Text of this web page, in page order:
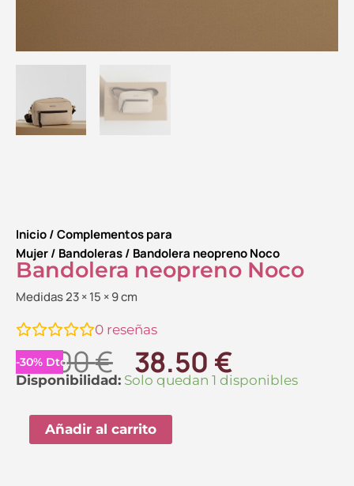
Inicio/Complementos para
Mujer/ Bandoleras/ Bandolera neopreno Noco
Bandolera neopreno Noco
Medidas 23 × 15 × 9 cm
0 reseñas
-30% Dto.
55.00€ El
precio
original
era:
38.50 €El
precio
Disponibilidad: Solo quedan 1 disponibles
Bandolera
Noco
cantidad
Añadir al carrito